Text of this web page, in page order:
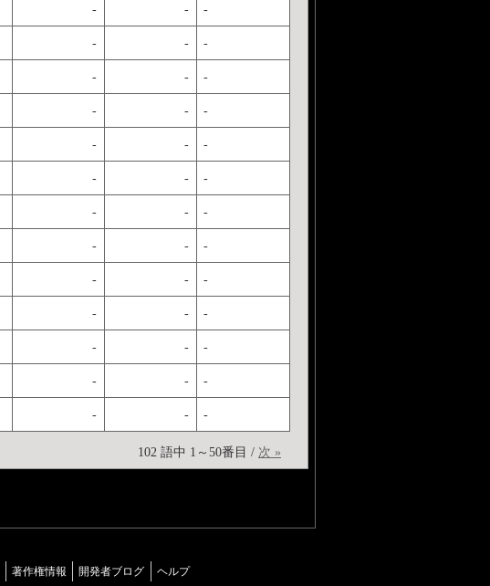
- - -
- - -
- - -
- - -
- - -
- - -
- - -
- - -
- - -
- - -
- - -
- - -
- - -
102 語中 1～50番目 / 次 »
著作権情報 開発者ブログ ヘルプ